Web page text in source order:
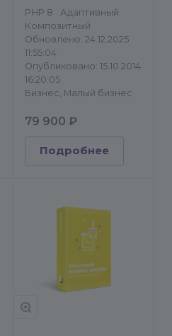
электроинструмент.
Готовый интернет
магазин
PHP 8
Адаптивный
Композитный
Обновлено: 24.12.2025
11:55:04
Опубликовано: 15.10.2014
16:20:05
Бизнес, Малый бизнес
79 900 ₽
Подробнее